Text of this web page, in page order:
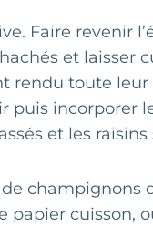
Faire revenir
et laisser
rendu toute leur
puis incorporer
et les raisins
champignons
papier cuisson,